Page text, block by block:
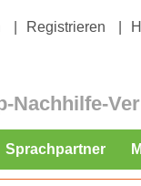
Registrieren
Nachhilfe-
Sprachpartner